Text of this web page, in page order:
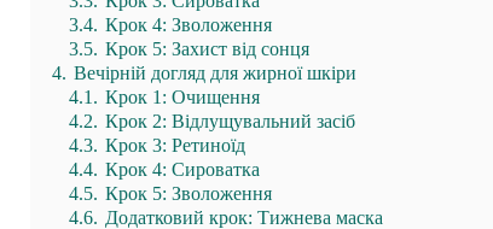
3.4. Крок 4: Зволоження
3.5. Крок 5: Захист від сонця
4. Вечірній догляд для жирної шкіри
4.1. Крок 1: Очищення
4.2. Крок 2: Відлущувальний засіб
4.3. Крок 3: Ретиноїд
4.4. Крок 4: Сироватка
4.5. Крок 5: Зволоження
4.6. Додатковий крок: Тижнева маска